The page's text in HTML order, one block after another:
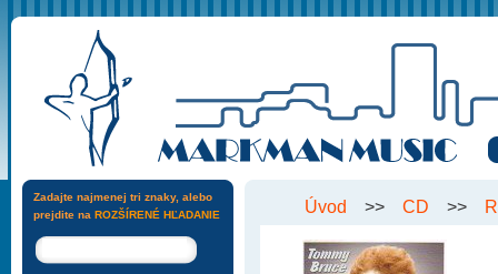
Úvod >> CD >>
Zadajte najmenej tri znaky, alebo
prejdite na ROZŠÍRENÉ HĽADANIE